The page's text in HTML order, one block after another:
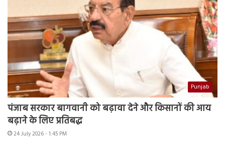
Punjab
पंजाब सरकार बागवानी को बढ़ावा देने और किसानों की आय
बढ़ाने के लिए प्रतिबद्ध
24 July 2026 - 1:45 PM